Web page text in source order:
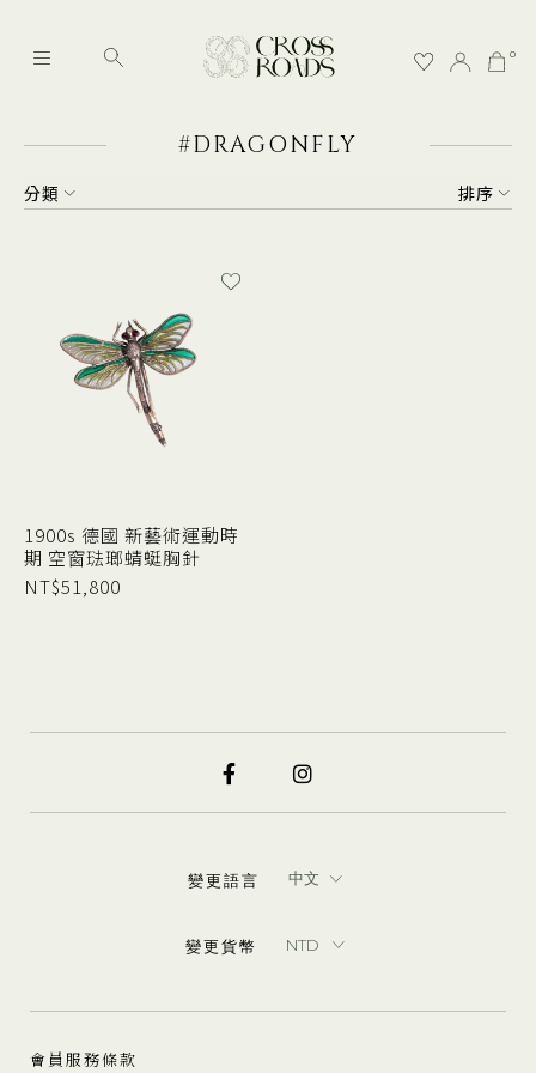
0
#DRAGONFLY
排序
分類
1900s 德國 新藝術運動時
期 空窗琺瑯蜻蜓胸針
NT$51,800
變更語言
變更貨幣
會員服務條款